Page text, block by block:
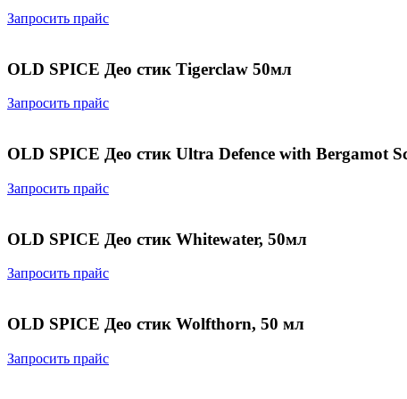
Запросить прайс
OLD SPICE Део стик Tigerclaw 50мл
Запросить прайс
OLD SPICE Део стик Ultra Defence with Bergamot
Запросить прайс
OLD SPICE Део стик Whitewater, 50мл
Запросить прайс
OLD SPICE Део стик Wolfthorn, 50 мл
Запросить прайс